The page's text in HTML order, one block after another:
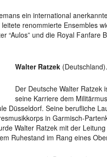
ein international
renommierte Ensembles
“Aulos” und die Royal Fanfare
Walter Ratzek (Deutschland).
Der Deutsche Walter Ratzek
seine Karriere dem
Düsseldorf. Seine berufliche
in Garmisch-
Walter Ratzek mit der
Ruhestand im Rang eines